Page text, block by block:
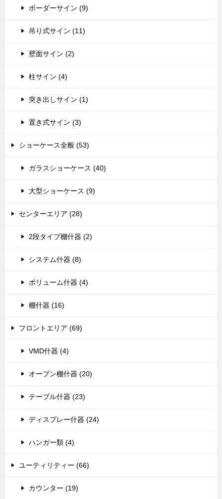
ボーダーサイン (9)
吊り式サイン (11)
壁面サイン (2)
柱サイン (4)
突き出しサイン (1)
置き式サイン (3)
ショーケース全般 (53)
ガラスショーケース (40)
大型ショーケース (9)
センターエリア (28)
2段タイプ棚什器 (2)
システム什器 (8)
ボリューム什器 (4)
棚什器 (16)
フロントエリア (69)
VMD什器 (4)
オープン棚什器 (20)
テーブル什器 (23)
ディスプレー什器 (24)
ハンガー類 (4)
ユーティリティー (66)
カウンター (19)